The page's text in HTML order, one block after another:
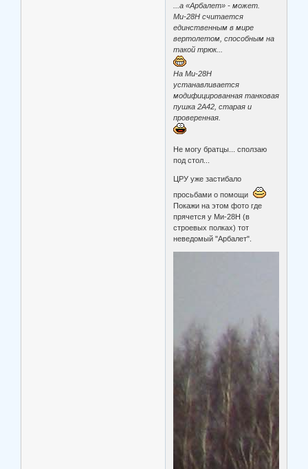
...а «Арбалет» - может.
Ми-28Н считается
единственным в мире
вертолетом, способным на
такой трюк...
На Ми-28Н
устанавливается
модифицированная танковая
пушка 2А42, старая и
проверенная.
Не могу братцы... сползаю
под стол...
ЦРУ уже застибало
просьбами о помощи
Покажи на этом фото где
прячется у Ми-28Н (в
строевых полках) тот
неведомый "Арбалет".